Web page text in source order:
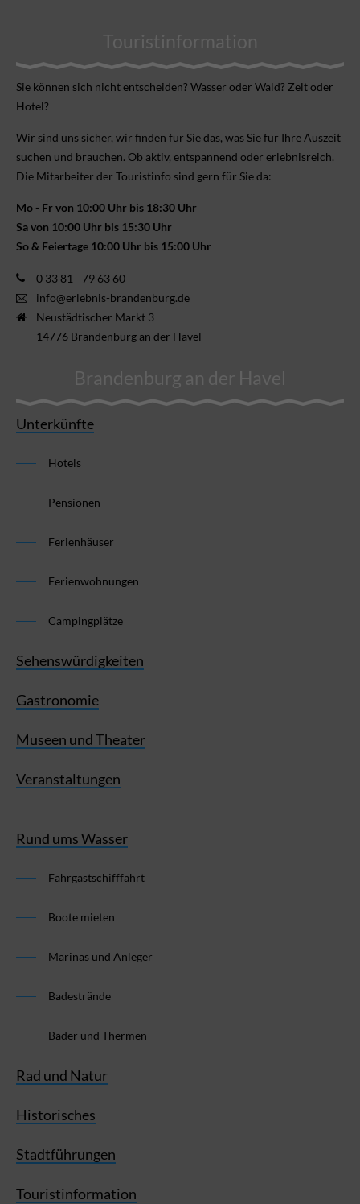
Touristinformation
Sie können sich nicht ent­scheiden? Wasser oder Wald? Zelt oder
Hotel?
Wir sind uns sicher, wir finden für Sie das, was Sie für Ihre Aus­zeit
suchen und brauchen. Ob aktiv, ent­spannend oder erlebnis­reich.
Die Mitarbeiter der Touristinfo sind gern für Sie da:
Mo - Fr von 10:00 Uhr bis 18:30 Uhr
Sa von 10:00 Uhr bis 15:30 Uhr
So & Feiertage 10:00 Uhr bis 15:00 Uhr
0 33 81 - 79 63 60
info@erlebnis-brandenburg.de
Neustädtischer Markt 3
14776 Brandenburg an der Havel
Brandenburg an der Havel
Unterkünfte
Hotels
Pensionen
Ferienhäuser
Ferienwohnungen
Campingplätze
Sehenswürdigkeiten
Gastronomie
Museen und Theater
Veranstaltungen
Rund ums Wasser
Fahrgastschifffahrt
Boote mieten
Marinas und Anleger
Badestrände
Bäder und Thermen
Rad und Natur
Historisches
Stadtführungen
Touristinformation